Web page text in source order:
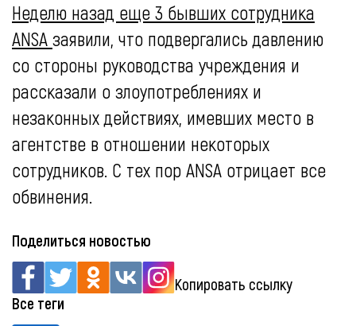
Неделю назад еще 3 бывших сотрудника
ANSA заявили, что подвергались давлению
со стороны руководства учреждения и
рассказали о злоупотреблениях и
незаконных действиях, имевших место в
агентстве в отношении некоторых
сотрудников. С тех пор ANSA отрицает все
обвинения.
Поделиться новостью
Копировать ссылку
Все теги